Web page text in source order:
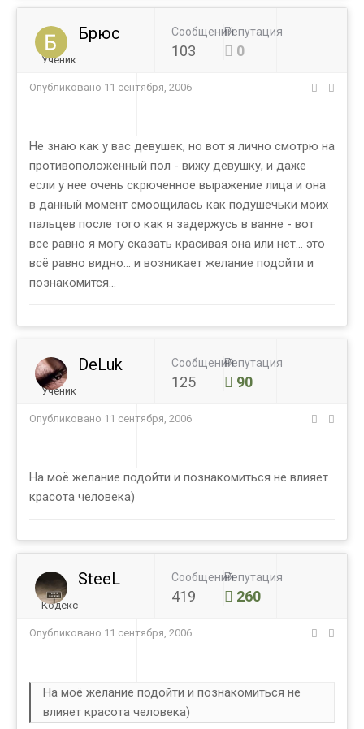
Брюс
Ученик
Сообщений
103
Репутация
0
Опубликовано 11 сентября, 2006
Не знаю как у вас девушек, но вот я лично смотрю на
противоположенный пол - вижу девушку, и даже
если у нее очень скрюченное выражение лица и она
в данный момент смоощилась как подушечьки моих
пальцев после того как я задержусь в ванне - вот
все равно я могу сказать красивая она или нет... это
всё равно видно... и возникает желание подойти и
познакомится...
DeLuk
Ученик
Сообщений
125
Репутация
90
Опубликовано 11 сентября, 2006
На моё желание подойти и познакомиться не влияет
красота человека)
SteeL
Кодекс
Сообщений
419
Репутация
260
Опубликовано 11 сентября, 2006
На моё желание подойти и познакомиться не
влияет красота человека)